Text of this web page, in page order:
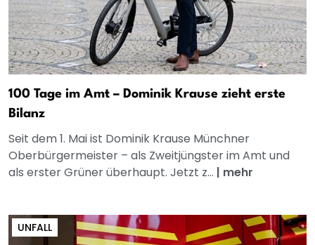
100 Tage im Amt – Dominik Krause zieht erste
Bilanz
Seit dem 1. Mai ist Dominik Krause Münchner
Oberbürgermeister – als Zweitjüngster im Amt und
als erster Grüner überhaupt. Jetzt z... | mehr
UNFALL